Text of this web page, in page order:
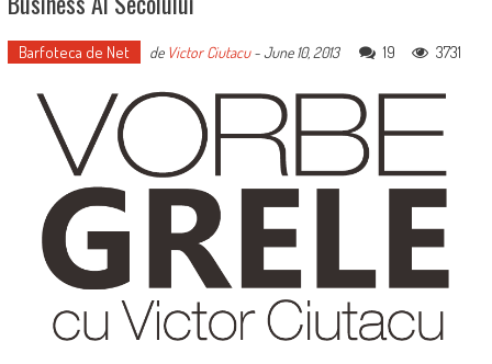
Barfoteca de Net de Victor Ciutacu-June 10, 2013 19 3731